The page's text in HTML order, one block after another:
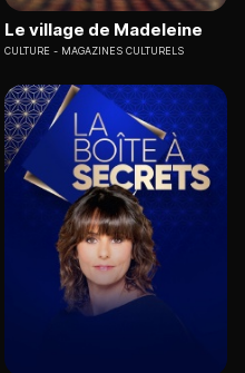
Le village de Madeleine
CULTURE MAGAZINES CULTURELS